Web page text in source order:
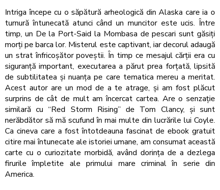
Intriga începe cu o săpătură arheologică din Alaska care ia o
turnură întunecată atunci când un muncitor este ucis. Între
timp, un De la Port-Said la Mombasa de pescari sunt găsiți
morți pe barca lor. Misterul este captivant, iar decorul adaugă
un strat înfricoșător poveștii. În timp ce mesajul cărții era cu
siguranță important, executarea a părut prea forțată, lipsită
de subtilitatea și nuanța pe care tematica mereu a meritat.
Acest autor are un mod de a te atrage, și am fost plăcut
surprins de cât de mult am încercat cartea. Are o senzație
similară cu “Red Storm Rising” de Tom Clancy, și sunt
nerăbdător să mă scufund în mai multe din lucrările lui Coyle.
Ca cineva care a fost întotdeauna fascinat de ebook gratuit
citire mai întunecate ale istoriei umane, am consumat această
carte cu o curiozitate morbidă, având dorința de a dezlega
firurile împletite ale primului mare criminal în serie din
America.